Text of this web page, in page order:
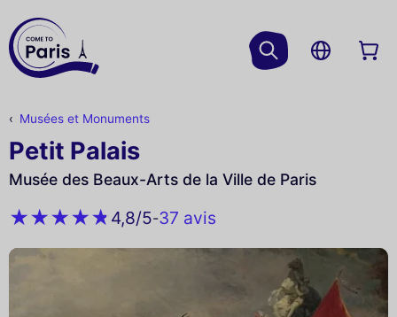
Musées et Monuments
Petit Palais
Musée des Beaux-Arts de la Ville de Paris
4,8/5-37 avis